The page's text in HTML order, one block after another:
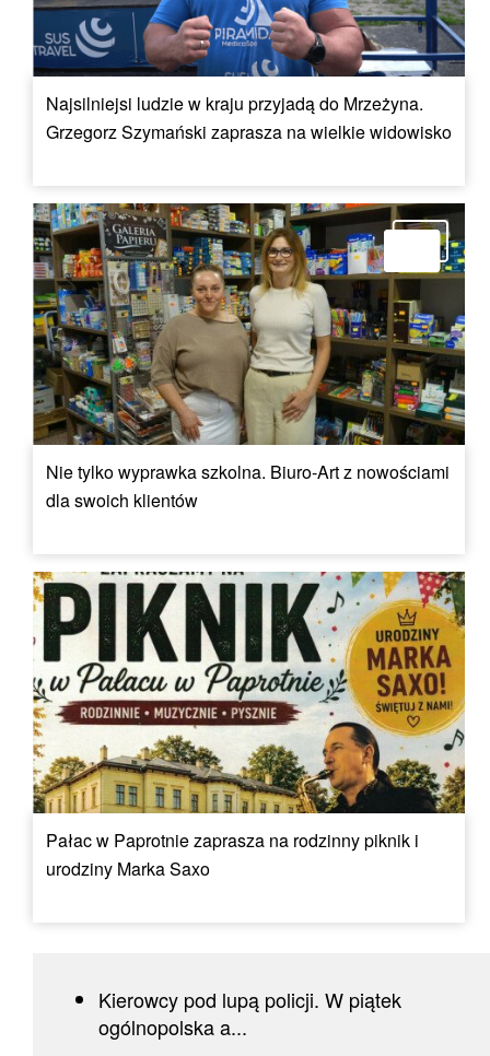
Najsilniejsi ludzie w kraju przyjadą do Mrzeżyna.
Grzegorz Szymański zaprasza na wielkie widowisko
Nie tylko wyprawka szkolna. Biuro-Art z nowościami
dla swoich klientów
Pałac w Paprotnie zaprasza na rodzinny piknik i
urodziny Marka Saxo
Kierowcy pod lupą policji. W piątek
ogólnopolska a...